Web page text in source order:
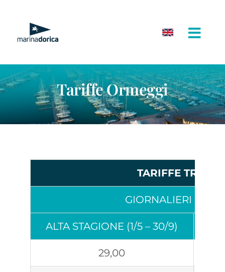
contenuto
Tariffe Ormeggi
TARIFFE
GIORNALIERI
ALTA STAGIONE (1/5 – 30/9)
29,00